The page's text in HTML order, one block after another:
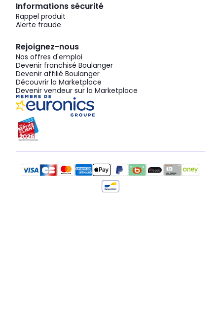
Informations sécurité
Rappel produit
Alerte fraude
Rejoignez-nous
Nos offres d'emploi
Devenir franchisé Boulanger
Devenir affilié Boulanger
Découvrir la Marketplace
Devenir vendeur sur la Marketplace